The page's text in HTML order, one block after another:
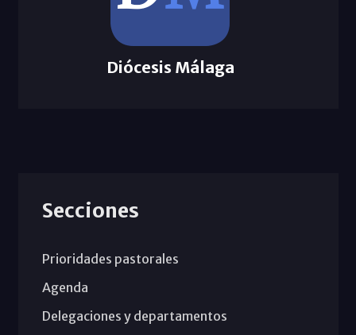
Diócesis Málaga
Secciones
Prioridades pastorales
Agenda
Delegaciones y departamentos